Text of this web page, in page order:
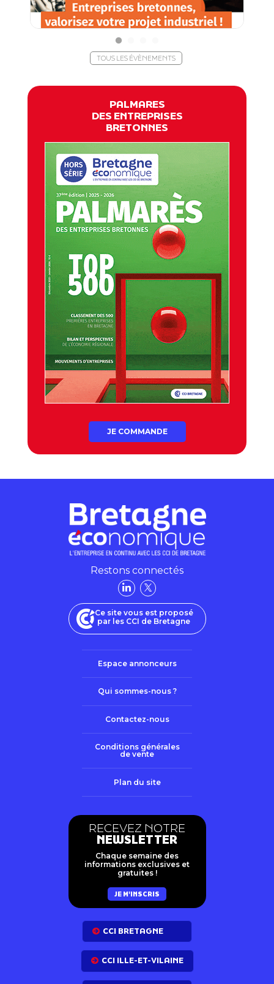
TOUS LES ÉVÈNEMENTS
PALMARES
DES ENTREPRISES
BRETONNES
JE COMMANDE
Restons connectés
Ce site vous est proposé
par les CCI de Bretagne
Espace annonceurs
Qui sommes-nous ?
Contactez-nous
Conditions générales
de vente
Plan du site
RECEVEZ NOTRE
NEWSLETTER
Chaque semaine des
informations exclusives et
gratuites !
JE M'INSCRIS
CCI BRETAGNE
CCI ILLE-ET-VILAINE